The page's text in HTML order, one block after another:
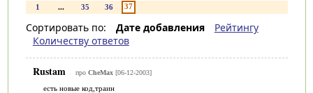
1 ... 35 36 37
Сортировать по: Дате добавления
Рейтингу
Количеству ответов
Rustam про CheMax [06-12-2003]
есть новые код,траин